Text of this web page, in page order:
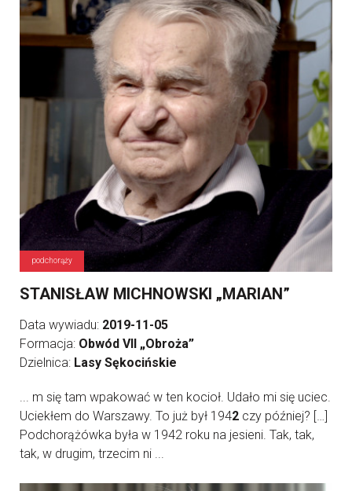
podchorąży
STANISŁAW MICHNOWSKI „MARIAN”
Data wywiadu: 2019-11-05
Formacja: Obwód VII „Obroża”
Dzielnica: Lasy Sękocińskie
... m się tam wpakować w ten kocioł. Udało mi się uciec.
Uciekłem do Warszawy. To już był 1942 czy później? […]
Podchorążówka była w 1942 roku na jesieni. Tak, tak,
tak, w drugim, trzecim ni ...